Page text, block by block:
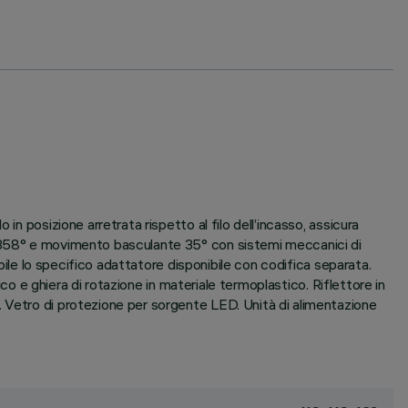
posizione arretrata rispetto al filo dell’incasso, assicura
e movimento basculante 35° con sistemi meccanici di
lo specifico adattatore disponibile con codifica separata.
e ghiera di rotazione in materiale termoplastico. Riflettore in
di protezione per sorgente LED. Unità di alimentazione